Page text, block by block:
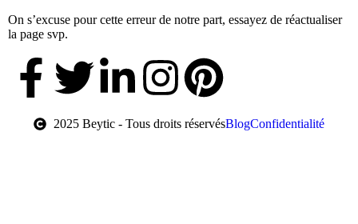
On s’excuse pour cette erreur de notre part, essayez de réactualiser
la page svp.
2025 Beytic - Tous droits réservésBlogConfidentialité